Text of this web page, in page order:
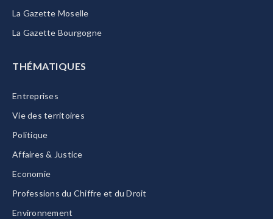
La Gazette Moselle
La Gazette Bourgogne
THÉMATIQUES
Entreprises
Vie des territoires
Politique
Affaires & Justice
Economie
Professions du Chiffre et du Droit
Environnement